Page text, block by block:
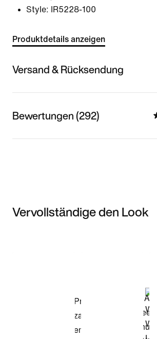
Style:
IR5228-100
Produktdetails anzeigen
Versand & Rücksendung
Bewertungen (292)
Vervollständige den Look